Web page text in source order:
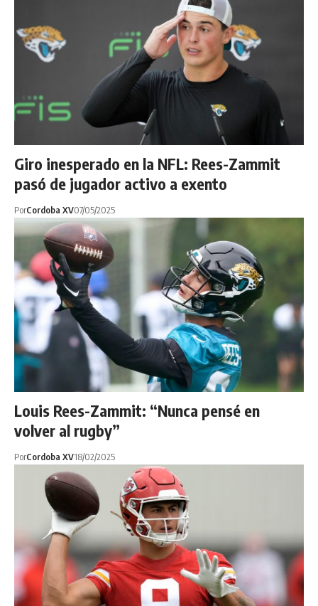
Giro inesperado en la NFL: Rees-Zammit
pasó de jugador activo a exento
PorCordoba XV07/05/2025
Louis Rees-Zammit: “Nunca pensé en
volver al rugby”
PorCordoba XV18/02/2025